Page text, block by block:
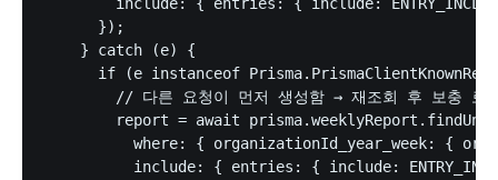
      });
    } catch (e) {
if (e instanceof
// 다른 요청이 먼저 생성함 → 재조회 후 보충 로
report = await
where: { organizationId_year_week: {
include: { entries: { include: